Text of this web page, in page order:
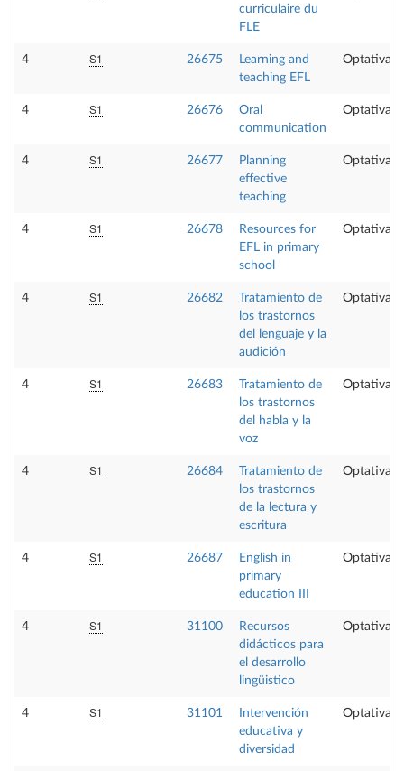
curriculaire du
FLE
4 S1 26675
Learning and
teaching EFL
Optativa
4 S1 26676
Oral
communication
Optativa
4 S1 26677
Planning
effective
teaching
Optativa
4 S1 26678
Resources for
EFL in primary
school
Optativa
4 S1 26682
Tratamiento de
los trastornos
del lenguaje y la
audición
Optativa
4 S1 26683
Tratamiento de
los trastornos
del habla y la
voz
Optativa
4 S1 26684
Tratamiento de
los trastornos
de la lectura y
escritura
Optativa
4 S1 26687
English in
primary
education III
Optativa
4 S1 31100
Recursos
didácticos para
el desarrollo
lingüistico
Optativa
4 S1 31101
Intervención
educativa y
diversidad
Optativa